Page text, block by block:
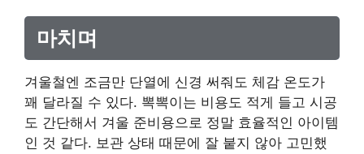
마치며
겨울철엔 조금만 단열에 신경 써줘도 체감 온도가
꽤 달라질 수 있다. 뽁뽁이는 비용도 적게 들고 시공
도 간단해서 겨울 준비용으로 정말 효율적인 아이템
인 것 같다. 보관 상태 때문에 잘 붙지 않아 고민했